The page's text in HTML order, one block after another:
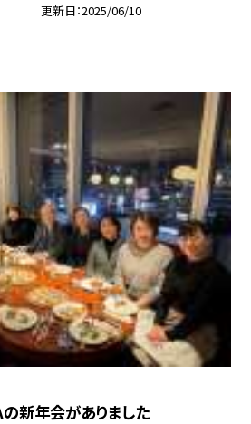
更新日 2025/06/10
新年会がありました